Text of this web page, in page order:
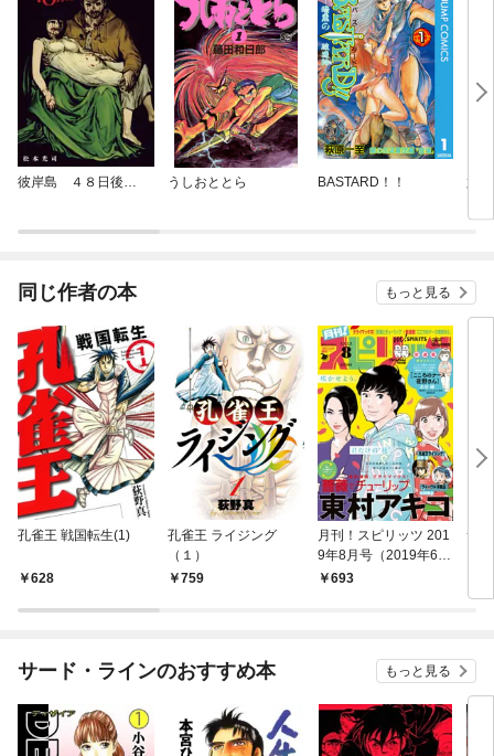
彼岸島 ４８日後… うしおととら BASTARD！！ 六
同じ作者の本 もっと見る
孔雀王 戦国転生(1)
628
孔雀王 ライジング
（１）
759
月刊！スピリッツ 201
9年8月号（2019年6月
27日発売号）
693
サ
サード・ラインのおすすめ本 もっと見る